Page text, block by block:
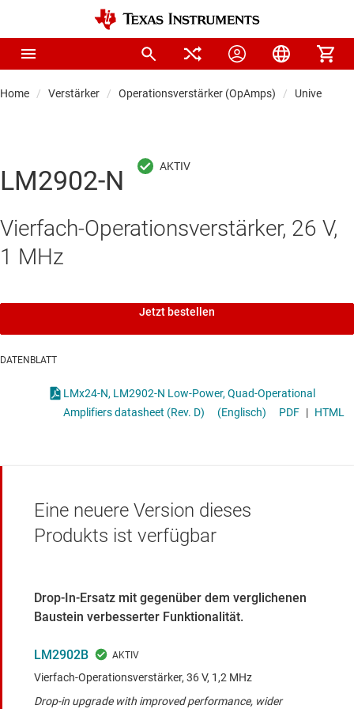
Home Verstärker Operationsverstärker (OpAmps) Universal-
LM2902-N
Vierfach-Operationsverstärker, 26 V,
1 MHz
Jetzt bestellen
DATENBLATT
LMx24-N, LM2902-N Low-Power, Quad-Operational
Amplifiers datasheet (Rev. D)
(Englisch) PDF | HTML
Eine neuere Version dieses
Produkts ist verfügbar
Drop-In-Ersatz mit gegenüber dem verglichenen
Baustein verbesserter Funktionalität.
LM2902B
Vierfach-Operationsverstärker, 36 V, 1,2 MHz
Drop-in upgrade with improved performance, wider